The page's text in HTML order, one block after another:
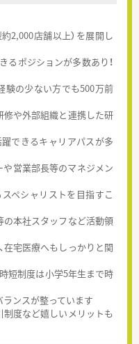
2,000店舗以上）を展開し
ポジションが多数あり！
験の少ない方でも500万前
や外部組織と連携した研
できるキャリアパスが多
営業部長等のマネジメン
ペシャリストを目指すこ
本社スタッフなど活動領
宅医療へもしっかりと関
短制度は小学5年生まで時
ンスが整っています
度など嬉しいメリットも